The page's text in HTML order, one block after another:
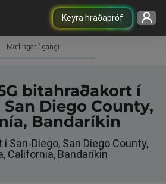
Keyra hraðapróf
Mælingar í gangi
bitahraðakort í
San Diego County,
Bandaríkin
San-Diego, San Diego County,
California, Bandaríkin